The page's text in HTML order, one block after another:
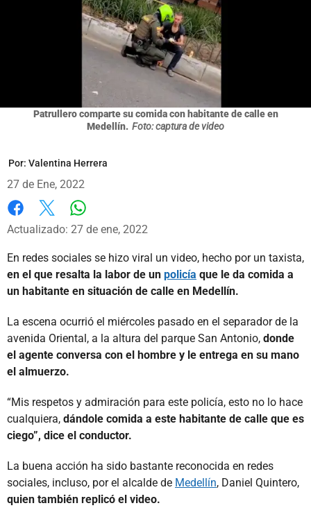
Patrullero comparte su comida con habitante de calle en
Medellín. Foto: captura de video
Por: Valentina Herrera
27 de Ene, 2022
Facebook
X
Actualizado: 27 de ene, 2022
En redes sociales se hizo viral un video, hecho por un taxista,
en el que resalta la labor de un policía que le da comida a
un habitante en situación de calle en Medellín.
La escena ocurrió el miércoles pasado en el separador de la
avenida Oriental, a la altura del parque San Antonio, donde
el agente conversa con el hombre y le entrega en su mano
el almuerzo.
“Mis respetos y admiración para este policía, esto no lo hace
cualquiera, dándole comida a este habitante de calle que es
ciego”, dice el conductor.
La buena acción ha sido bastante reconocida en redes
sociales, incluso, por el alcalde de Medellín, Daniel Quintero,
quien también replicó el video.